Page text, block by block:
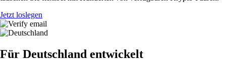
Jetzt loslegen
Für Deutschland entwickelt